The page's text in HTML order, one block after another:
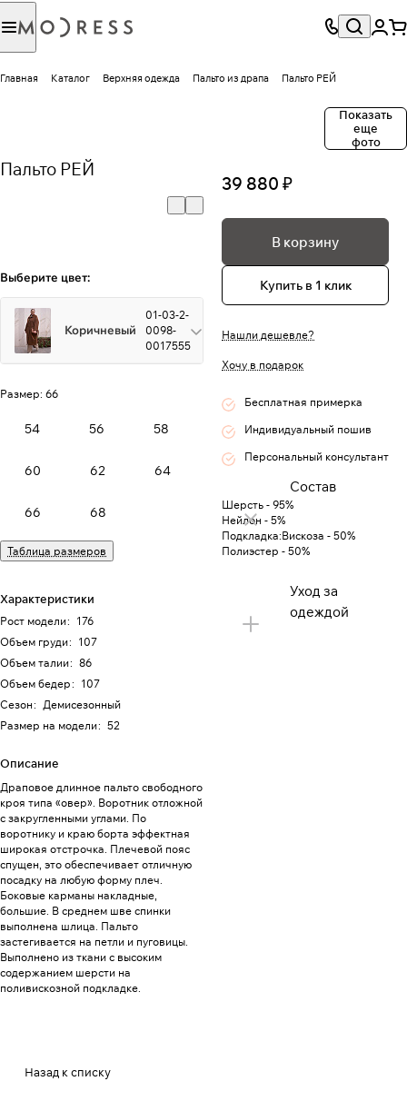
Главная Каталог Верхняя одежда Пальто из драпа Пальто РЕЙ
Показать
еще
фото
Пальто РЕЙ
Выберите цвет:
Коричневый
01-03-2-
0098-
0017555
Размер: 66
54 56 58
60 62 64
66 68
Таблица размеров
Характеристики
Рост модели: 176
Объем груди: 107
Объем талии: 86
Объем бедер: 107
Сезон: Демисезонный
Размер на модели: 52
Описание
Драповое длинное пальто свободного
кроя типа «овер». Воротник отложной
с закругленными углами. По
воротнику и краю борта эффектная
широкая отстрочка. Плечевой пояс
спущен, это обеспечивает отличную
посадку на любую форму плеч.
Боковые карманы накладные,
большие. В среднем шве спинки
выполнена шлица. Пальто
застегивается на петли и пуговицы.
Выполнено из ткани с высоким
содержанием шерсти на
поливискозной подкладке.
39 880 ₽
В корзину
Купить в 1 клик
Нашли дешевле?
Хочу в подарок
Бесплатная примерка
Индивидуальный пошив
Персональный консультант
Состав
Шерсть - 95%
Нейлон - 5%
Подкладка:Вискоза - 50%
Полиэстер - 50%
Уход за
одеждой
Назад к списку